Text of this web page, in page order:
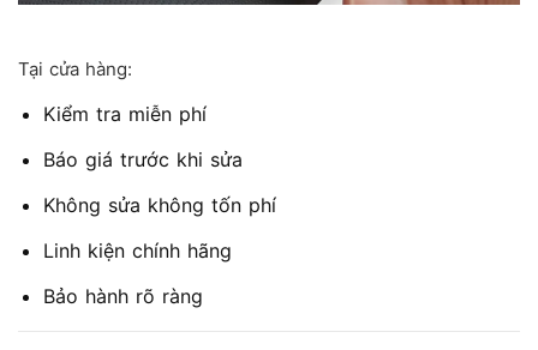
Tại cửa hàng:
Kiểm tra miễn phí
Báo giá trước khi sửa
Không sửa không tốn phí
Linh kiện chính hãng
Bảo hành rõ ràng